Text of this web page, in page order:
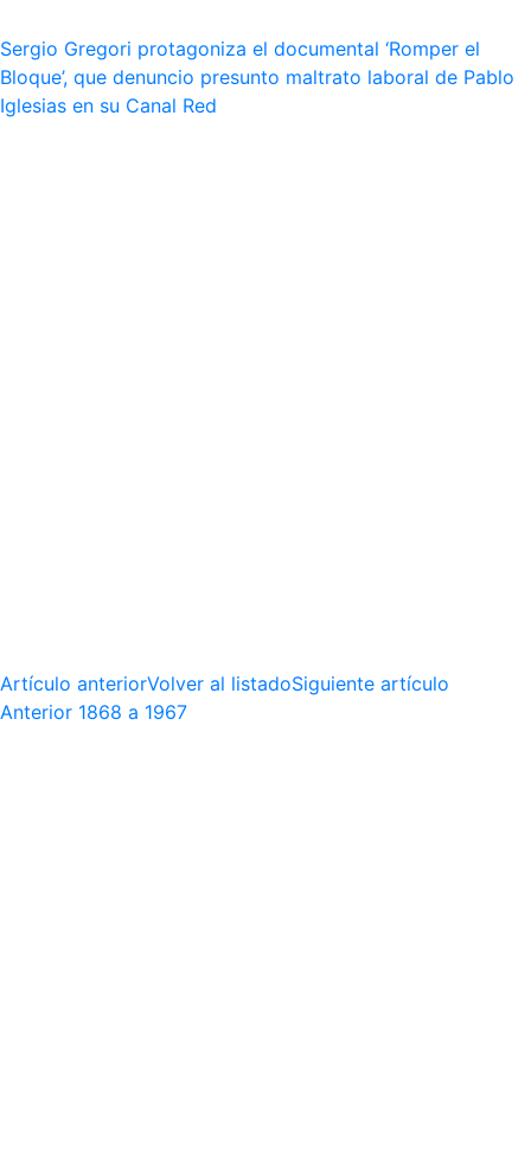
Sergio Gregori protagoniza el documental ‘Romper el
Bloque’, que denuncio presunto maltrato laboral de Pablo
Iglesias en su Canal Red
Artículo anteriorVolver al listadoSiguiente artículo
Anterior 1868 a 1967